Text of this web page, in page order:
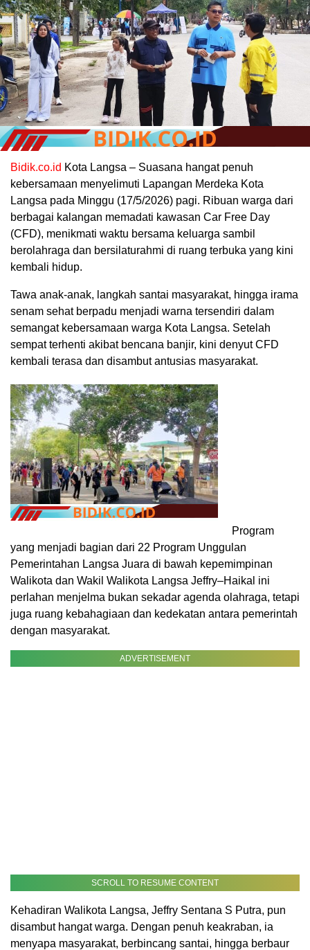
Bidik.co.id Kota Langsa – Suasana hangat penuh
kebersamaan menyelimuti Lapangan Merdeka Kota
Langsa pada Minggu (17/5/2026) pagi. Ribuan warga dari
berbagai kalangan memadati kawasan Car Free Day
(CFD), menikmati waktu bersama keluarga sambil
berolahraga dan bersilaturahmi di ruang terbuka yang kini
kembali hidup.
Tawa anak-anak, langkah santai masyarakat, hingga irama
senam sehat berpadu menjadi warna tersendiri dalam
semangat kebersamaan warga Kota Langsa. Setelah
sempat terhenti akibat bencana banjir, kini denyut CFD
kembali terasa dan disambut antusias masyarakat.
Program
yang menjadi bagian dari 22 Program Unggulan
Pemerintahan Langsa Juara di bawah kepemimpinan
Walikota dan Wakil Walikota Langsa Jeffry–Haikal ini
perlahan menjelma bukan sekadar agenda olahraga, tetapi
juga ruang kebahagiaan dan kedekatan antara pemerintah
dengan masyarakat.
ADVERTISEMENT
SCROLL TO RESUME CONTENT
Kehadiran Walikota Langsa, Jeffry Sentana S Putra, pun
disambut hangat warga. Dengan penuh keakraban, ia
menyapa masyarakat, berbincang santai, hingga berbaur